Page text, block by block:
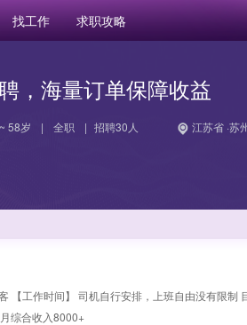
找工作 求职攻略
，海量订单保障收益
58岁 | 全职 | 招聘30人 江苏省 ·苏
【工作时间】 司机自行安排，上班自由没有限
综合收入8000+